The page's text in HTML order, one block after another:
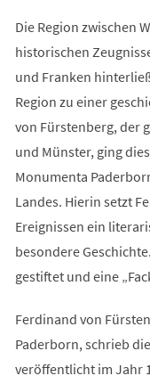
Die Region zwischen
historischen
und Franken
Region zu einer
von Fürstenberg, der
und Münster, ging
Monumenta
Landes. Hierin setzt
Ereignissen ein
besondere
gestiftet und eine
Ferdinand von
Paderborn, schrieb
veröffentlicht im Jahr